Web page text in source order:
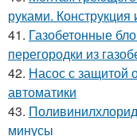
руками.
41. Газобетонные
перегородки из
42. Насос с защитой
автоматики
43.
минусы